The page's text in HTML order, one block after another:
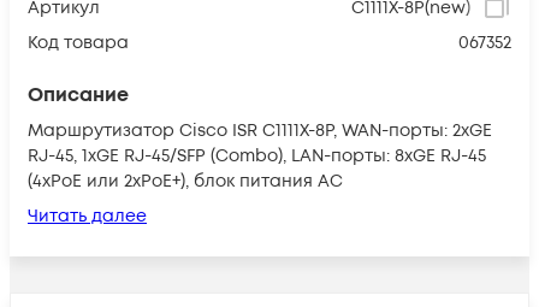
Артикул
C1111X-8P(new)
Код товара
067352
Описание
Маршрутизатор Cisco ISR C1111X-8P, WAN-порты: 2xGE
RJ-45, 1xGE RJ-45/SFP (Combo), LAN-порты: 8xGE RJ-45
(4xPoE или 2хPoE+), блок питания AC
Читать далее